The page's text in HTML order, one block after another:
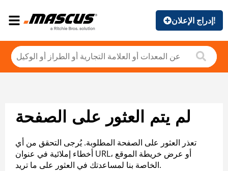
إدراج الإعلان!
لم يتم العثور على الصفحة
تعذر العثور على الصفحة المطلوبة. يُرجى التحقق من أي
أخطاء إملائية في عنوان URL، أو عرض خريطة الموقع
الخاصة بنا لمساعدتك في العثور على ما تريد.